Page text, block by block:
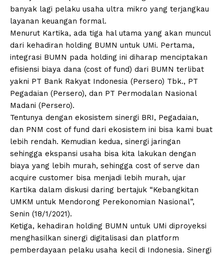
banyak lagi pelaku usaha ultra mikro yang terjangkau
layanan keuangan formal.
Menurut Kartika, ada tiga hal utama yang akan muncul
dari kehadiran holding BUMN untuk UMi. Pertama,
integrasi BUMN pada holding ini diharap menciptakan
efisiensi biaya dana (cost of fund) dari BUMN terlibat
yakni PT Bank Rakyat Indonesia (Persero) Tbk., PT
Pegadaian (Persero), dan PT Permodalan Nasional
Madani (Persero).
Tentunya dengan ekosistem sinergi BRI, Pegadaian,
dan PNM cost of fund dari ekosistem ini bisa kami buat
lebih rendah. Kemudian kedua, sinergi jaringan
sehingga ekspansi usaha bisa kita lakukan dengan
biaya yang lebih murah, sehingga cost of serve dan
acquire customer bisa menjadi lebih murah, ujar
Kartika dalam diskusi daring bertajuk “Kebangkitan
UMKM untuk Mendorong Perekonomian Nasional”,
Senin (18/1/2021).
Ketiga, kehadiran holding BUMN untuk UMi diproyeksi
menghasilkan sinergi digitalisasi dan platform
pemberdayaan pelaku usaha kecil di Indonesia. Sinergi